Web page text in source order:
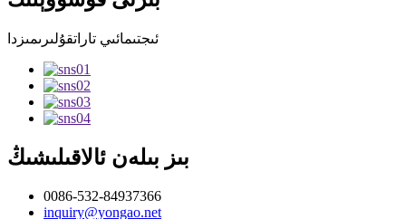
ئىجتىمائىي تاراتقۇلىرىمىزدا
بىز بىلەن ئالاقىلىشىڭ
0086-532-84937366
inquiry@yongao.net